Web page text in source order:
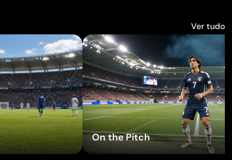
Ver tudo
Experimente os
On the Pitch